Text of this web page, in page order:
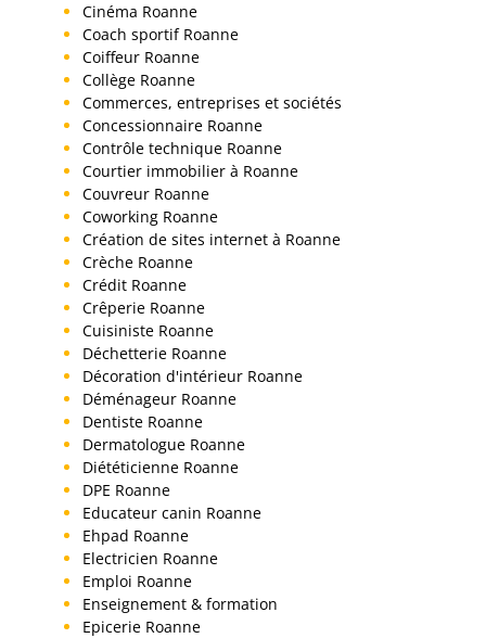
Cinéma Roanne
Coach sportif Roanne
Coiffeur Roanne
Collège Roanne
Commerces, entreprises et sociétés
Concessionnaire Roanne
Contrôle technique Roanne
Courtier immobilier à Roanne
Couvreur Roanne
Coworking Roanne
Création de sites internet à Roanne
Crèche Roanne
Crédit Roanne
Crêperie Roanne
Cuisiniste Roanne
Déchetterie Roanne
Décoration d'intérieur Roanne
Déménageur Roanne
Dentiste Roanne
Dermatologue Roanne
Diététicienne Roanne
DPE Roanne
Educateur canin Roanne
Ehpad Roanne
Electricien Roanne
Emploi Roanne
Enseignement & formation
Epicerie Roanne